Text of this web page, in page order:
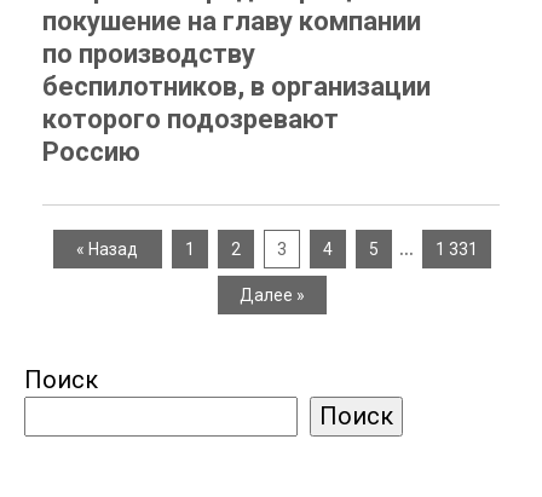
покушение на главу компании
по производству
беспилотников, в организации
которого подозревают
Россию
« Назад 1 2 3 4 5 … 1 331
Далее »
Поиск
Поиск